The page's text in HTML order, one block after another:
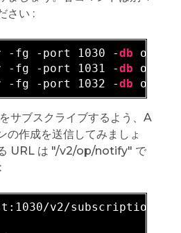
さい :
-fg -port 1030 -db
-fg -port 1031 -db
-fg -port 1032 -db
サブスクライブするよう、A
の作成を送信してみましょ
URL は "/v2/op/notify" で
v2/subscriptions -